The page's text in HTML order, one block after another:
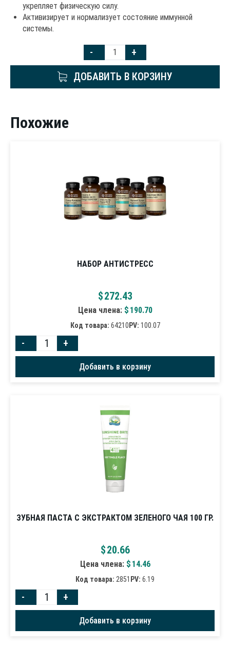
укрепляет физическую силу.
Активизирует и нормализует состояние иммунной
системы.
- +
ДОБАВИТЬ В КОРЗИНУ
Похожие
НАБОР АНТИСТРЕСС
$272.43
Цена члена: $ 190.70
Код товара: 64210 PV: 100.07
- +
Добавить в корзину
ЗУБНАЯ ПАСТА С ЭКСТРАКТОМ ЗЕЛЕНОГО ЧАЯ 100 ГР.
$20.66
Цена члена: $ 14.46
Код товара: 2851 PV: 6.19
- +
Добавить в корзину